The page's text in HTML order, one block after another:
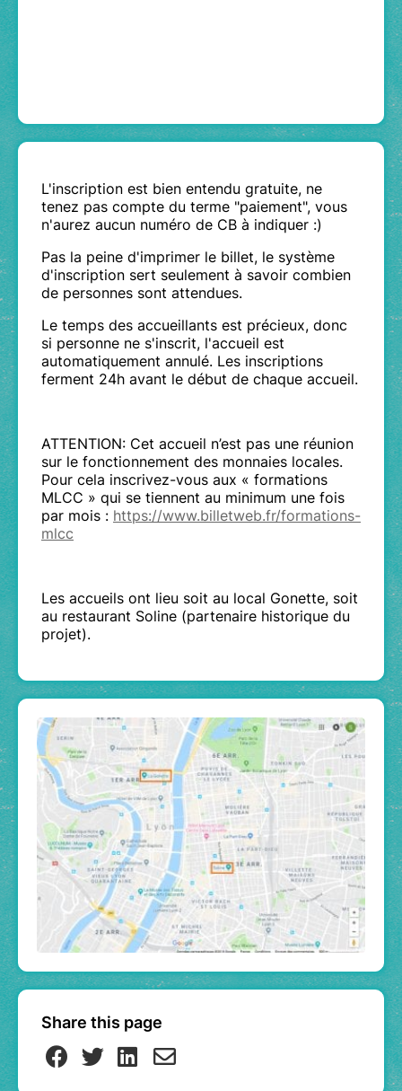
L'inscription est bien entendu gratuite, ne
tenez pas compte du terme "paiement", vous
n'aurez aucun numéro de CB à indiquer :)
Pas la peine d'imprimer le billet, le système
d'inscription sert seulement à savoir combien
de personnes sont attendues.
Le temps des accueillants est précieux, donc
si personne ne s'inscrit, l'accueil est
automatiquement annulé. Les inscriptions
ferment 24h avant le début de chaque accueil.
ATTENTION: Cet accueil n’est pas une réunion
sur le fonctionnement des monnaies locales.
Pour cela inscrivez-vous aux « formations
MLCC » qui se tiennent au minimum une fois
par mois : https://www.billetweb.fr/formations-
mlcc
Les accueils ont lieu soit au local Gonette, soit
au restaurant Soline (partenaire historique du
projet).
Share this page